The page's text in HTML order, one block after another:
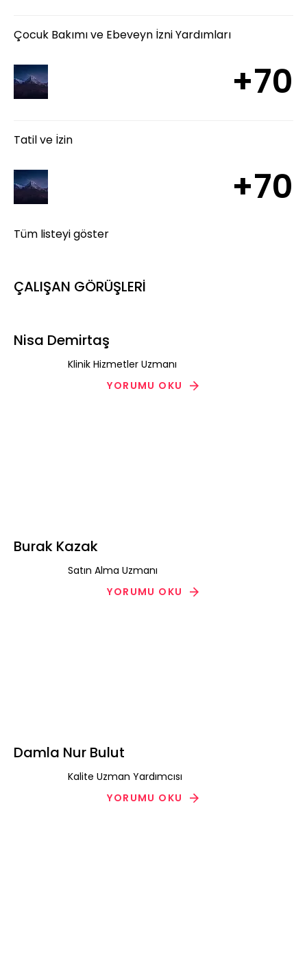
Çocuk Bakımı ve Ebeveyn İzni Yardımları
+70
Tatil ve İzin
+70
Tüm listeyi göster
ÇALIŞAN GÖRÜŞLERİ
Nisa Demirtaş
Klinik Hizmetler Uzmanı
YORUMU OKU
Burak Kazak
Satın Alma Uzmanı
YORUMU OKU
Damla Nur Bulut
Kalite Uzman Yardımcısı
YORUMU OKU